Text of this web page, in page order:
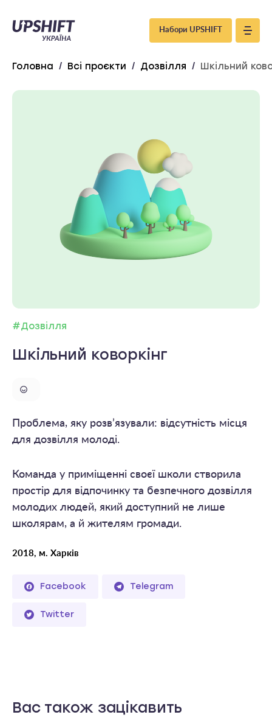
Upshift
–
Україна
Набори UPSHIFT
Головна / Всі проєкти / Дозвілля / Шкільний
#Дозвілля
Шкільний коворкінг
Проблема, яку розв’язували: відсутність місця
для дозвілля молоді.
Команда у приміщенні своєї школи створила
простір для відпочинку та безпечного дозвілля
молодих людей, який доступний не лише
школярам, а й жителям громади.
2018, м. Харків
Facebook Telegram
Twitter
Вас також зацікавить